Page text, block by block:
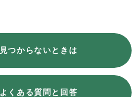
見つからないときは
よくある質問と回答